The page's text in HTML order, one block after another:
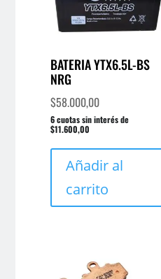
BATERIA YTX6.5L-BS
NRG
$58.000,00
6 cuotas sin interés de
$11.600,00
Añadir al
carrito